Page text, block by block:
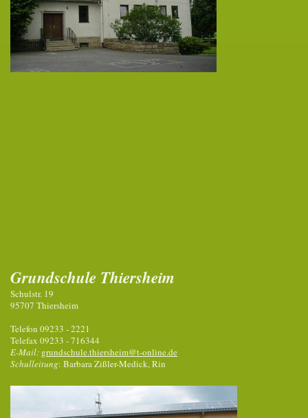
Grundschule Thiersheim
Schulstr. 19
95707 Thiersheim
Telefon 09233 - 2221
Telefax 09233 - 716344
E-Mail: grundschule.thiersheim@t-online.de
Schulleitung: Barbara Zißler-Medick, Rin